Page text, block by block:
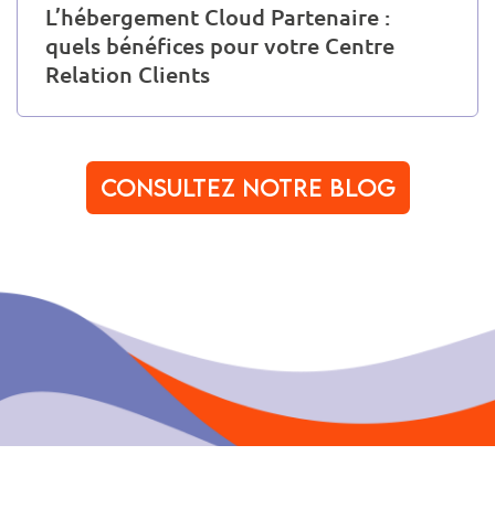
L’hébergement Cloud Partenaire :
quels bénéfices pour votre Centre
Relation Clients
Consultez notre blog